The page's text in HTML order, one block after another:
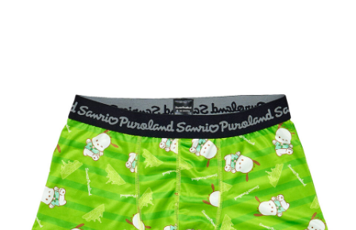
楽しみ方 サービスガイド